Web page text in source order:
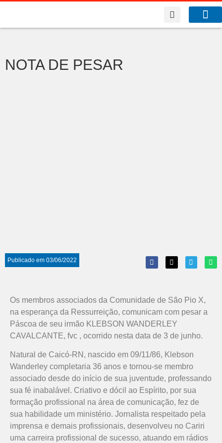
NOTA DE PESAR
Publicado em 03/06/2022
Os membros associados da Comunidade de São Pio X,
na esperança da Ressurreição, comunicam com pesar a
Páscoa de seu irmão KLEBSON WANDERLEY
CAVALCANTE, fvc , ocorrido nesta data de 3 de junho.
Natural de Caicó-RN, nascido em 09/11/86, Klebson
Wanderley completaria 36 anos e tornou-se membro
associado desde do início de sua juventude, professando
sua fé inabalável. Criativo e dócil ao Espírito, por sua
formação profissional na área de comunicação, fez de
sua habilidade um ministério. Jornalista respeitado pela
imprensa e demais profissionais, desenvolveu no Cariri
uma carreira profissional de sucesso, atuando em rádios